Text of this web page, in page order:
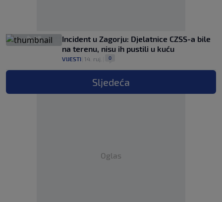
Incident u Zagorju: Djelatnice CZSS-a bile
na terenu, nisu ih pustili u kuću
VIJESTI 14. ruj. 0
Sljedeća
Oglas